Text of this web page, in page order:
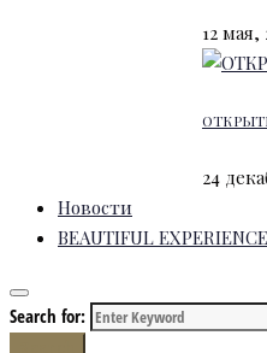
12 мая,
24
Новости
BEAUTIFUL EXPERIENCE
Search for: